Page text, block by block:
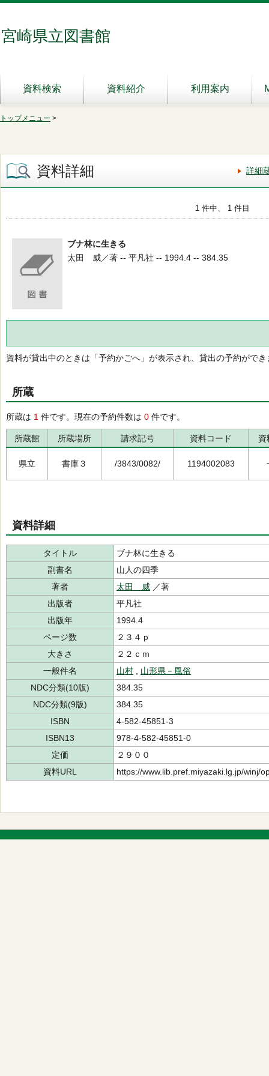
宮崎県立図書館
資料検索 資料紹介 利用案内
トップメニュー >
資料詳細 詳細
1 件中、 1 件目
ブナ林に生きる
太田 威／著 -- 平凡社 -- 1994.4 -- 384.35
資料が貸出中のときは「予約かごへ」が表示され、貸出の予約ができ
所蔵
所蔵は 1 件です。現在の予約件数は 0 件です。
所蔵館 所蔵場所 請求記号 資料コード 資
県立 書庫３ /3843/0082/ 1194002083
資料詳細
タイトル
ブナ林に生きる
副書名
山人の四季
著者
太田 威 ／著
出版者
平凡社
出版年
1994.4
ページ数
２３４ｐ
大きさ
２２ｃｍ
一般件名
山村
山形県－風俗
NDC分類(10版)
384.35
NDC分類(9版)
384.35
ISBN
4-582-45851-3
ISBN13
978-4-582-45851-0
定価
２９００
資料URL
https://www.lib.pref.miyazaki.lg.jp/winj/